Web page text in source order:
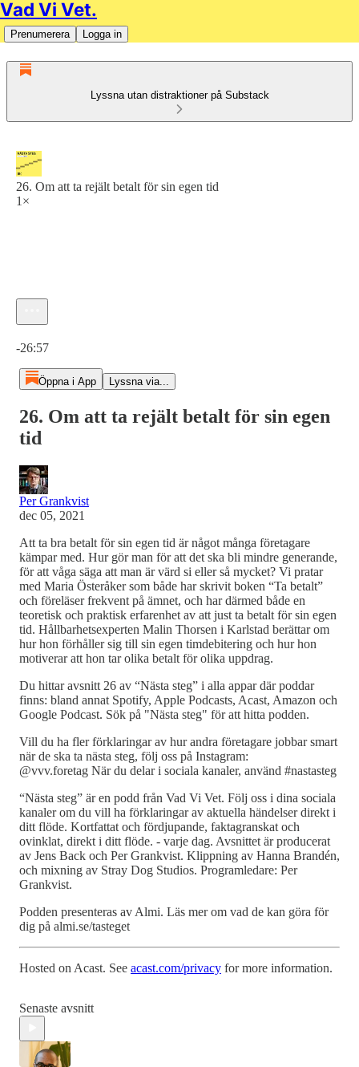
Vad Vi Vet.
Prenumerera Logga in
Lyssna utan distraktioner på Substack
26. Om att ta rejält betalt för sin egen tid
1×
-26:57
Öppna i App Lyssna via...
26. Om att ta rejält betalt för sin egen
tid
Per Grankvist
dec 05, 2021
Att ta bra betalt för sin egen tid är något många företagare
kämpar med. Hur gör man för att det ska bli mindre generande,
för att våga säga att man är värd si eller så mycket? Vi pratar
med Maria Österåker som både har skrivit boken “Ta betalt”
och föreläser frekvent på ämnet, och har därmed både en
teoretisk och praktisk erfarenhet av att just ta betalt för sin egen
tid. Hållbarhetsexperten Malin Thorsen i Karlstad berättar om
hur hon förhåller sig till sin egen timdebitering och hur hon
motiverar att hon tar olika betalt för olika uppdrag.
Du hittar avsnitt 26 av “Nästa steg” i alla appar där poddar
finns: bland annat Spotify, Apple Podcasts, Acast, Amazon och
Google Podcast. Sök på "Nästa steg" för att hitta podden.
Vill du ha fler förklaringar av hur andra företagare jobbar smart
när de ska ta nästa steg, följ oss på Instagram:
@vvv.foretag När du delar i sociala kanaler, använd #nastasteg
“Nästa steg” är en podd från Vad Vi Vet. Följ oss i dina sociala
kanaler om du vill ha förklaringar av aktuella händelser direkt i
ditt flöde. Kortfattat och fördjupande, faktagranskat och
ovinklat, direkt i ditt flöde. - varje dag. Avsnittet är producerat
av Jens Back och Per Grankvist. Klippning av Hanna Brandén,
och mixning av Stray Dog Studios. Programledare: Per
Grankvist.
Podden presenteras av Almi. Läs mer om vad de kan göra för
dig på almi.se/tasteget
Hosted on Acast. See acast.com/privacy for more information.
Senaste avsnitt